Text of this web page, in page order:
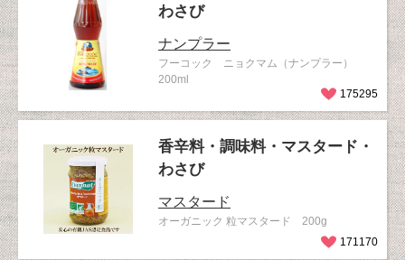
わさび
ナンプラー
フーコック ニョクマム（ナンプラー）
200ml
175295
香辛料・調味料・マスタード・
わさび
マスタード
オーガニック 粒マスタード 200g
171170